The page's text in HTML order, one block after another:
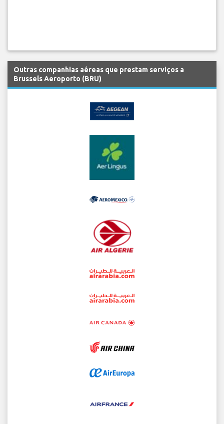
Outras companhias aéreas que prestam serviços a
Brussels Aeroporto (BRU)